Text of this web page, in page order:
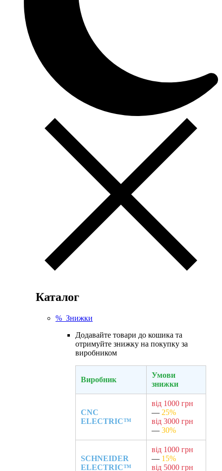
Каталог
% Знижки
Додавайте товари до кошика та
отримуйте знижку на покупку за
виробником
Виробник
Умови
знижки
CNC
ELECTRIC™
від 1000 грн
— 25%
від 3000 грн
— 30%
SCHNEIDER
ELECTRIC™
від 1000 грн
— 15%
від 5000 грн